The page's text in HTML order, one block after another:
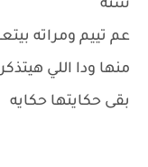
سنه
عم تييم ومراته
منها ودا اللي
بقى حكايتها حكايه